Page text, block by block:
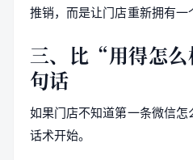
推销，而是让门店重新拥有一
三、比“用得怎
句话
如果门店不知道第一条微信
话术开始。